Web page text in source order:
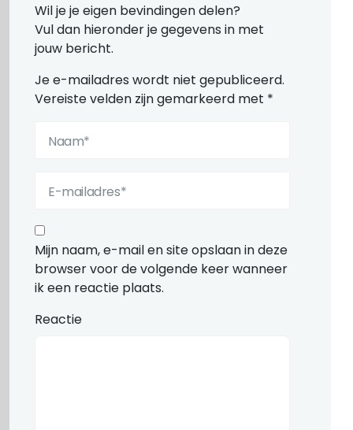
Wil je je eigen bevindingen delen?
Vul dan hieronder je gegevens in met
jouw bericht.
Je e-mailadres wordt niet gepubliceerd.
Vereiste velden zijn gemarkeerd met *
Mijn naam, e-mail en site opslaan in deze
browser voor de volgende keer wanneer
ik een reactie plaats.
Reactie